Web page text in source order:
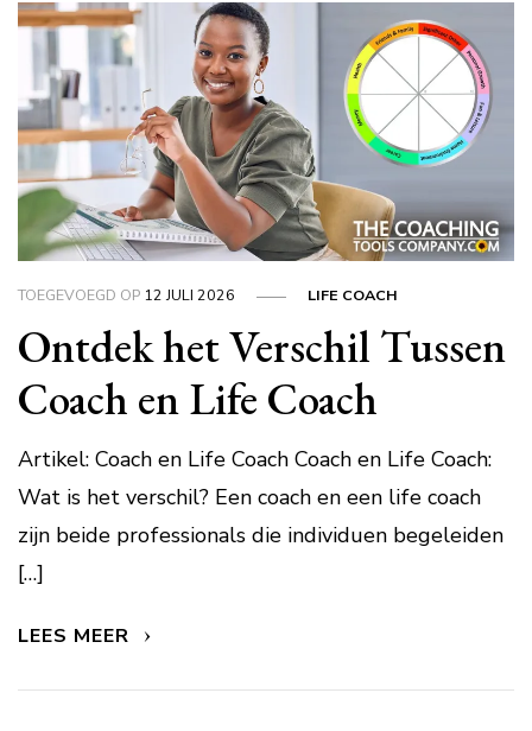
TOEGEVOEGD OP 12 JULI 2026 LIFE COACH
Ontdek het Verschil Tussen
Coach en Life Coach
Artikel: Coach en Life Coach Coach en Life Coach:
Wat is het verschil? Een coach en een life coach
zijn beide professionals die individuen begeleiden
[…]
LEES MEER